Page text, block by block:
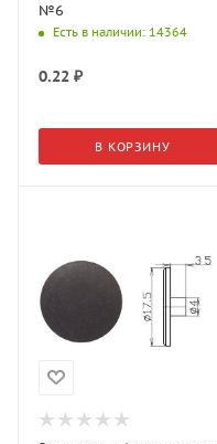
№6
Есть в наличии: 14364
0.22 ₽
В КОРЗИНУ